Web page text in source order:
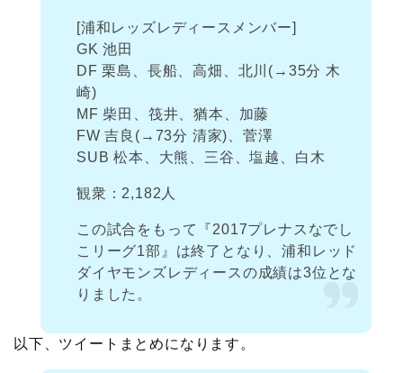
[浦和レッズレディースメンバー]
GK 池田
DF 栗島、長船、高畑、北川(→35分 木
崎)
MF 柴田、筏井、猶本、加藤
FW 吉良(→73分 清家)、菅澤
SUB 松本、大熊、三谷、塩越、白木
観衆：2,182人
この試合をもって『2017プレナスなでし
こリーグ1部』は終了となり、浦和レッド
ダイヤモンズレディースの成績は3位とな
りました。
以下、ツイートまとめになります。